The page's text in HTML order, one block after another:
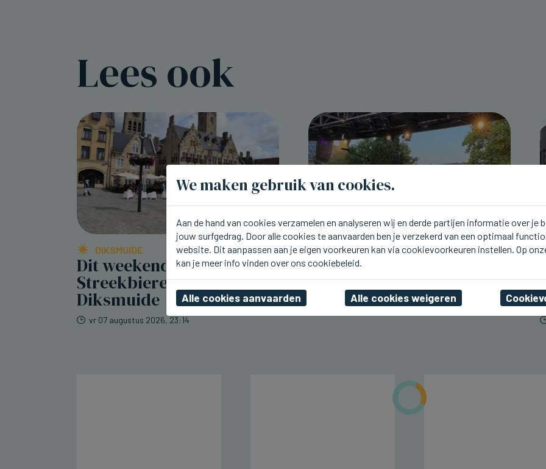
Lees ook
DIKSMUIDE
Dit weekend
Streekbierenfestival in
Diksmuide
vr 07 augustus 2026, 23:14
ICHTEGEM
U2.be op de planken bij
Ceciliafeeste in Ichtegem
vr 07 augustus 2026, 22:42
We maken gebruik van cookies.
Aan de hand van cookies verzamelen en analyseren wij en derde partijen informatie over je
jouw surfgedrag. Door alle cookies te aanvaarden ben je verzekerd van een optimaal
website. Dit aanpassen aan je eigen voorkeuren kan via cookievoorkeuren instellen. Op
kan je meer info vinden over ons cookiebeleid.
Alle cookies aanvaarden Alle cookies weigeren